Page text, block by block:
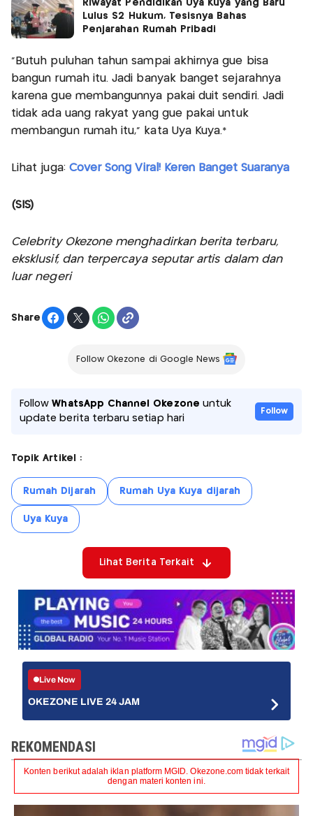
Riwayat Pendidikan Uya Kuya yang Baru
Lulus S2 Hukum, Tesisnya Bahas
Penjarahan Rumah Pribadi
“Butuh puluhan tahun sampai akhirnya gue bisa
bangun rumah itu. Jadi banyak banget sejarahnya
karena gue membangunnya pakai duit sendiri. Jadi
tidak ada uang rakyat yang gue pakai untuk
membangun rumah itu,” kata Uya Kuya.*
Lihat juga: Cover Song Viral! Keren Banget Suaranya
(SIS)
Celebrity Okezone menghadirkan berita terbaru,
eksklusif, dan terpercaya seputar artis dalam dan
luar negeri
Share
Follow Okezone di Google News
FollowWhatsApp Channel Okezone untuk
update berita terbaru setiap hari
Follow
Topik Artikel :
Rumah Dijarah Rumah Uya Kuya dijarah
Uya Kuya
Lihat Berita Terkait
Live Now
OKEZONE LIVE 24 JAM